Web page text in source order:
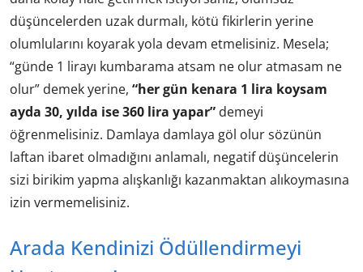
düşüncelerden uzak durmalı, kötü fikirlerin yerine
olumlularını koyarak yola devam etmelisiniz. Mesela;
“günde 1 lirayı kumbarama atsam ne olur atmasam ne
olur” demek yerine, “her gün kenara 1 lira koysam
ayda 30, yılda ise 360 lira yapar” demeyi
öğrenmelisiniz. Damlaya damlaya göl olur sözünün
laftan ibaret olmadığını anlamalı, negatif düşüncelerin
sizi birikim yapma alışkanlığı kazanmaktan alıkoymasına
izin vermemelisiniz.
Arada Kendinizi Ödüllendirmeyi